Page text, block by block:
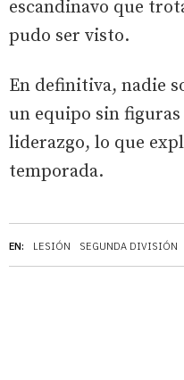
EN: LESIÓN SEGUNDA DIVISIÓN
escandinavo que
pudo ser visto.
En definitiva, nadie
un equipo sin
liderazgo, lo que
temporada.